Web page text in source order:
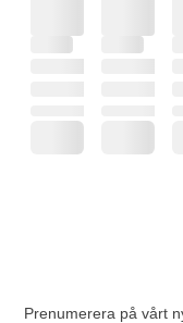
Prenumerera på vårt